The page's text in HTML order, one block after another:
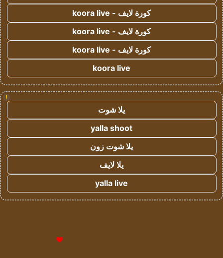
كورة لايف - koora live
كورة لايف - koora live
كورة لايف - koora live
koora live
!
يلا شوت
yalla shoot
يلا شوت زون
يلا لايف
yalla live